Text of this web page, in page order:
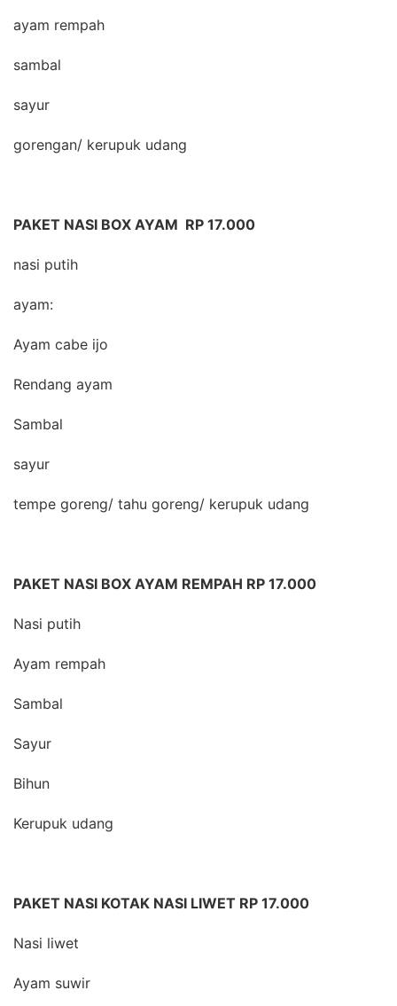
ayam rempah
sambal
sayur
gorengan/ kerupuk udang
PAKET NASI BOX AYAM RP 17.000
nasi putih
ayam:
Ayam cabe ijo
Rendang ayam
Sambal
sayur
tempe goreng/ tahu goreng/ kerupuk udang
PAKET NASI BOX AYAM REMPAH RP 17.000
Nasi putih
Ayam rempah
Sambal
Sayur
Bihun
Kerupuk udang
PAKET NASI KOTAK NASI LIWET RP 17.000
Nasi liwet
Ayam suwir